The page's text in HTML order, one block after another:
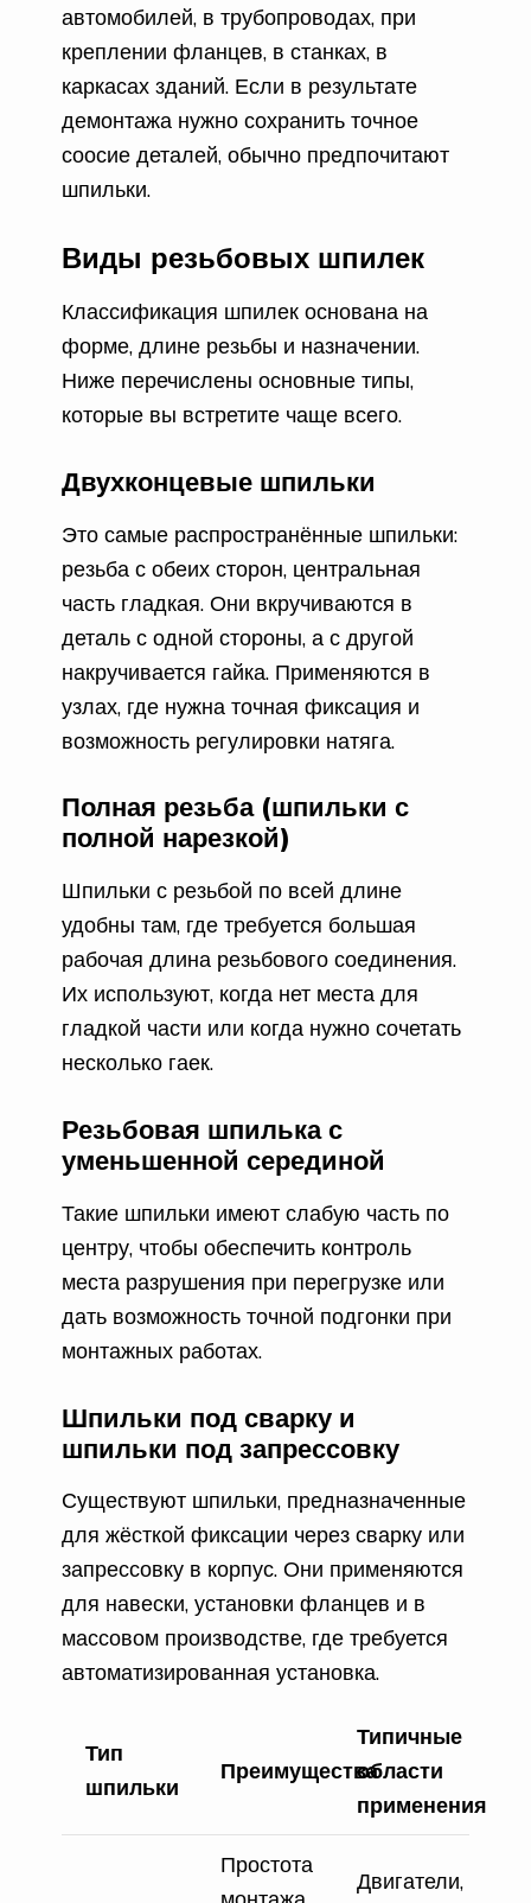
автомобилей, в трубопроводах, при
креплении фланцев, в станках, в
каркасах зданий. Если в результате
демонтажа нужно сохранить точное
соосие деталей, обычно предпочитают
шпильки.
Виды резьбовых шпилек
Классификация шпилек основана на
форме, длине резьбы и назначении.
Ниже перечислены основные типы,
которые вы встретите чаще всего.
Двухконцевые шпильки
Это самые распространённые шпильки:
резьба с обеих сторон, центральная
часть гладкая. Они вкручиваются в
деталь с одной стороны, а с другой
накручивается гайка. Применяются в
узлах, где нужна точная фиксация и
возможность регулировки натяга.
Полная резьба (шпильки с
полной нарезкой)
Шпильки с резьбой по всей длине
удобны там, где требуется большая
рабочая длина резьбового соединения.
Их используют, когда нет места для
гладкой части или когда нужно сочетать
несколько гаек.
Резьбовая шпилька с
уменьшенной серединой
Такие шпильки имеют слабую часть по
центру, чтобы обеспечить контроль
места разрушения при перегрузке или
дать возможность точной подгонки при
монтажных работах.
Шпильки под сварку и
шпильки под запрессовку
Существуют шпильки, предназначенные
для жёсткой фиксации через сварку или
запрессовку в корпус. Они применяются
для навески, установки фланцев и в
массовом производстве, где требуется
автоматизированная установка.
Тип
шпильки
Преимущества
Типичные
области
применения
Простота
Двигатели,